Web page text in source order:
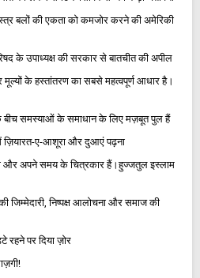
बलों की एकता को कमजोर करने की अमेरिकी
के उपाध्यक्ष की सरकार से बातचीत की अपील
मूल्यों के हस्तांतरण का सबसे महत्वपूर्ण आधार है।
बीच समस्याओं के समाधान के लिए मज़बूत पुल हैं
ज़ियारत-ए-आशूरा और दुआएं पढ़ना
और अपने समय के चित्रकार हैं।हुज्जतुल इस्लाम
जिम्मेदारी, निष्पक्ष आलोचना और समाज की
रहने पर दिया ज़ोर